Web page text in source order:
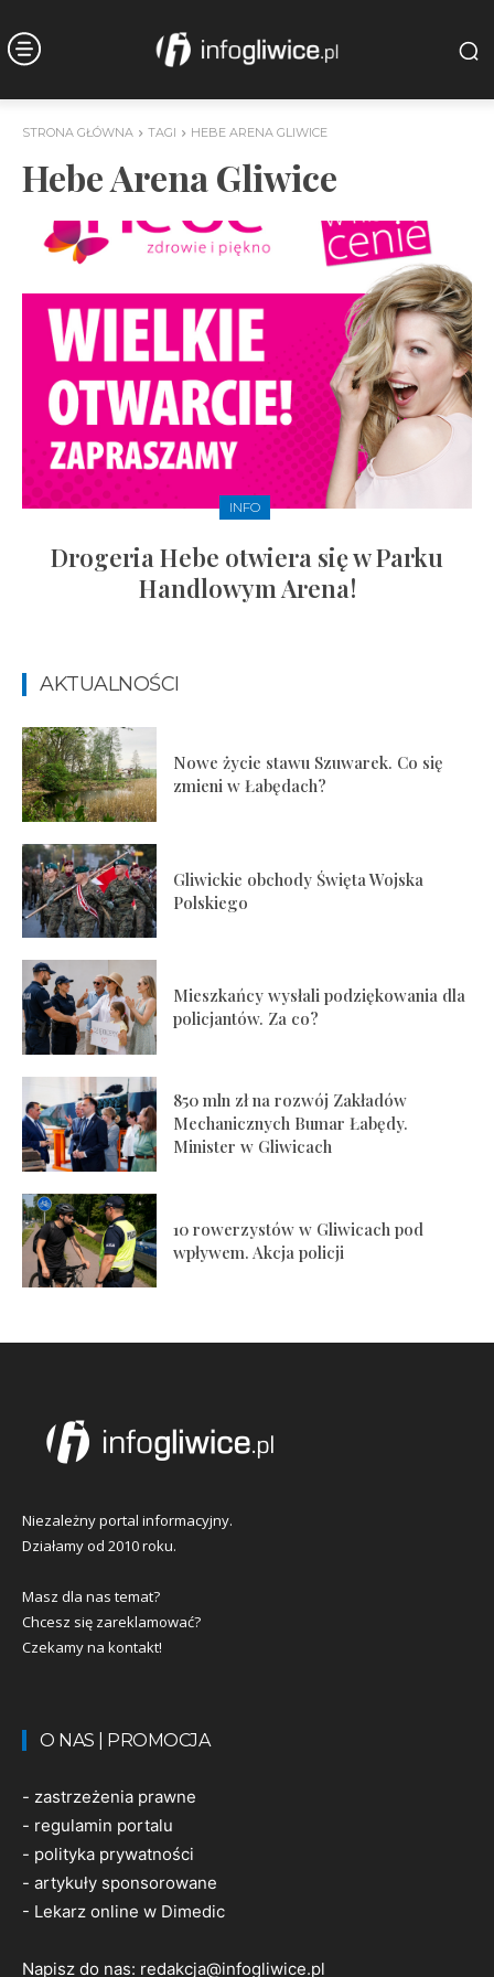
STRONA GŁÓWNA TAGI HEBE ARENA GLIWICE
Hebe Arena Gliwice
INFO
Drogeria Hebe otwiera się w Parku
Handlowym Arena!
AKTUALNOŚCI
Nowe życie stawu Szuwarek. Co się
zmieni w Łabędach?
Gliwickie obchody Święta Wojska
Polskiego
Mieszkańcy wysłali podziękowania dla
policjantów. Za co?
850 mln zł na rozwój Zakładów
Mechanicznych Bumar Łabędy.
Minister w Gliwicach
10 rowerzystów w Gliwicach pod
wpływem. Akcja policji
Niezależny portal informacyjny.
Działamy od 2010 roku.
Masz dla nas temat?
Chcesz się zareklamować?
Czekamy na kontakt!
O NAS | PROMOCJA
- zastrzeżenia prawne
- regulamin portalu
- polityka prywatności
- artykuły sponsorowane
- Lekarz online w Dimedic
Napisz do nas: redakcja@infogliwice.pl